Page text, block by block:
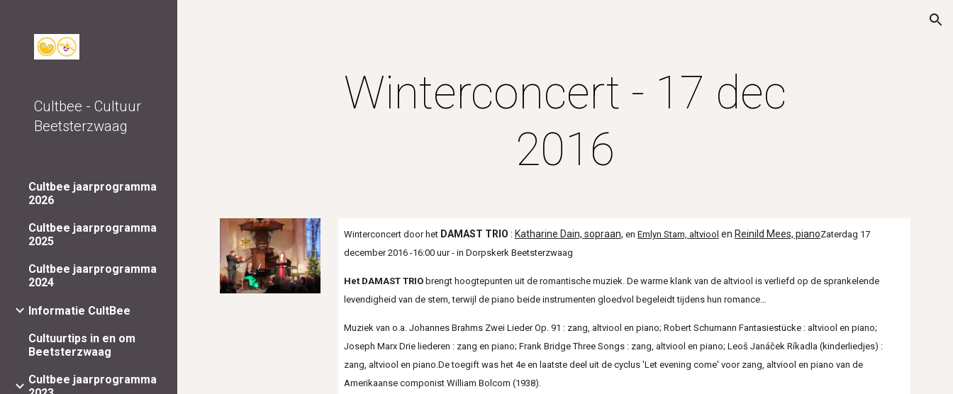
Cultbee - Cultuur
Beetsterzwaag
Cultbee jaarprogramma
2026
Cultbee jaarprogramma
2025
Cultbee jaarprogramma
2024
Informatie CultBee
Cultuurtips in en om
Beetsterzwaag
Cultbee jaarprogramma
Winterconcert - 17 dec
2016
Winterconcert door het DAMAST TRIO : Katharine Dain, sopraan, en Emlyn Stam, altviool en Reinild Mees, pianoZaterdag 17
december 2016 -16:00 uur - in Dorpskerk Beetsterzwaag
Het DAMAST TRIObrengt hoogtepunten uit de romantische muziek. De warme klank van de altviool is verliefd op de sprankelende
levendigheid van de stem, terwijl de piano beide instrumenten gloedvol begeleidt tijdens hun romance…
Muziek van o.a. Johannes Brahms Zwei Lieder Op. 91 : zang, altviool en piano; Robert Schumann Fantasiestücke : altviool en piano;
Joseph Marx Drie liederen : zang en piano; Frank Bridge Three Songs : zang, altviool en piano; Leoš Janáček Ríkadla (kinderliedjes) :
zang, altviool en piano.De toegift was het 4e en laatste deel uit de cyclus 'Let evening come' voor zang, altviool en piano van de
Amerikaanse componist William Bolcom (1938).